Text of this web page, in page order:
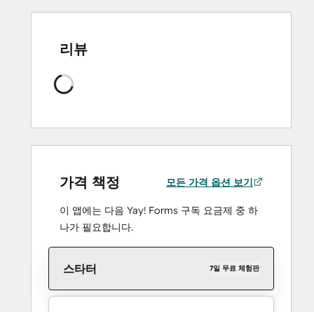
리뷰
로
드
가격 책정 모든 가격 옵션 보기
이 앱에는 다음 Yay! Forms 구독 요금제 중 하
나가 필요합니다.
스타터 7일 무료 체험판